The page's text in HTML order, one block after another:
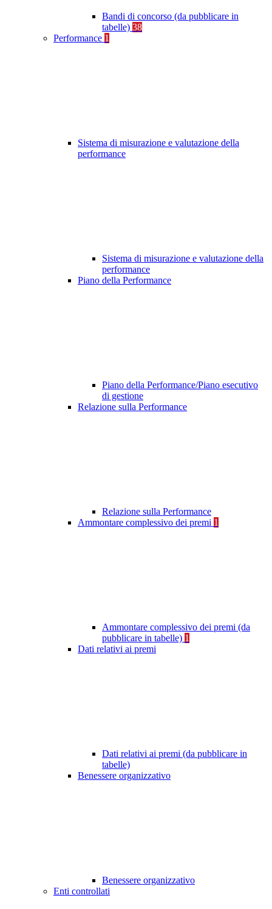
Bandi di concorso (da pubblicare in
tabelle) 38
Performance 1
Sistema di misurazione e valutazione della
performance
Sistema di misurazione e valutazione della
performance
Piano della Performance
Piano della Performance/Piano esecutivo
di gestione
Relazione sulla Performance
Relazione sulla Performance
Ammontare complessivo dei premi 1
Ammontare complessivo dei premi (da
pubblicare in tabelle) 1
Dati relativi ai premi
Dati relativi ai premi (da pubblicare in
tabelle)
Benessere organizzativo
Benessere organizzativo
Enti controllati